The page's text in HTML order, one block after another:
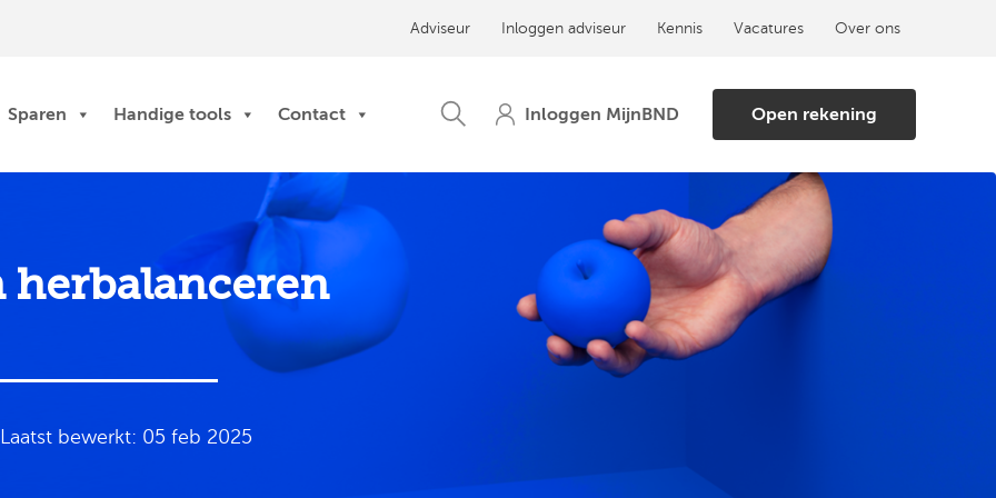
Adviseur Inloggen adviseur Kennis Vacatures Over ons
Sparen Handige tools Contact Open rekening
herbalanceren
Laatst bewerkt: 05 feb 2025